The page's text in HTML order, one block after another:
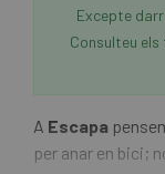
Excepte
Consulteu
A Escapa
per anar en bici;